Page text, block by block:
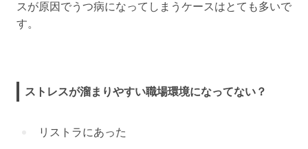
スが原因でうつ病になってしまうケースはとても多いで
す。
ストレスが溜まりやすい職場環境になってない？
リストラにあった